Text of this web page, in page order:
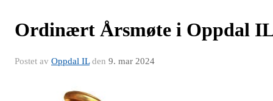
Ordinært Årsmøte i Oppdal
Postet av Oppdal ILden 9. mar 2024